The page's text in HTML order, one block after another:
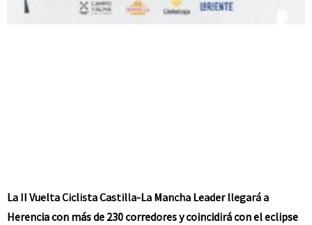
La II Vuelta Ciclista Castilla-La Mancha Leader llegará a
Herencia con más de 230 corredores y coincidirá con el eclipse